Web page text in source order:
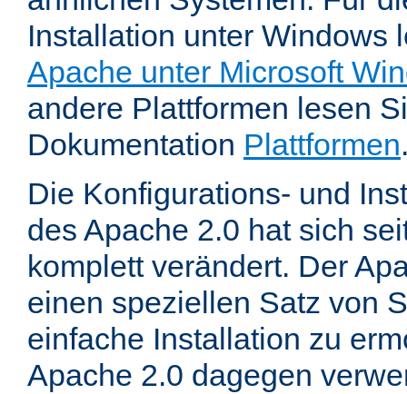
Installation unter Windows
Apache unter Microsoft
andere Plattformen lesen
Dokumentation Plattformen
Die Konfigurations- und
des Apache 2.0 hat sich
komplett verändert. Der
einen speziellen Satz von
einfache Installation zu
Apache 2.0 dagegen